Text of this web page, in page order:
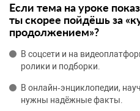
Если тема на уроке
ты скорее пойдёшь за
продолжением»?
В соцсети и на
ролики и подборки.
В онлайн‑энциклопедии,
нужны надёжные факты.